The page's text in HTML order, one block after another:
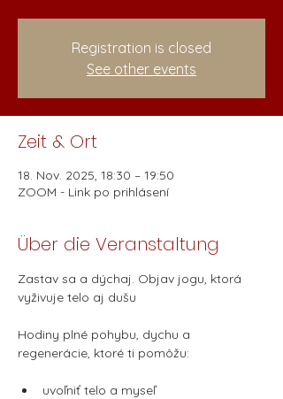
Registration is closed
See other events
Zeit & Ort
18. Nov. 2025, 18:30 – 19:50
ZOOM - Link po prihlásení
Über die Veranstaltung
Zastav sa a dýchaj. Objav jogu, ktorá
vyživuje telo aj dušu
Hodiny plné pohybu, dychu a
regenerácie, ktoré ti pomôžu:
uvoľniť telo a myseľ